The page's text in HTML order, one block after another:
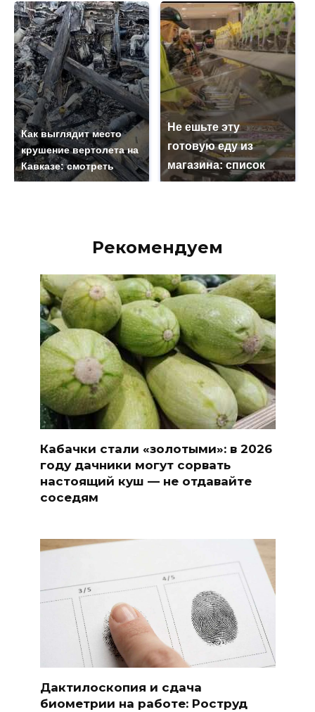
Как выглядит место
крушение вертолета на
Кавказе: смотреть
Не ешьте эту
готовую еду из
магазина: список
Рекомендуем
Кабачки стали «золотыми»: в 2026
году дачники могут сорвать
настоящий куш — не отдавайте
соседям
Дактилоскопия и сдача
биометрии на работе: Роструд